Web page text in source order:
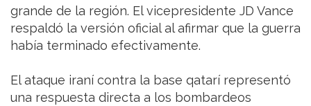
grande de la región. El vicepresidente JD Vance
respaldó la versión oficial al afirmar que la guerra
había terminado efectivamente.
El ataque iraní contra la base qatarí representó
una respuesta directa a los bombardeos